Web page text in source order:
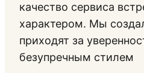
качество сервиса
характером. Мы
приходят за
безупречным стилем